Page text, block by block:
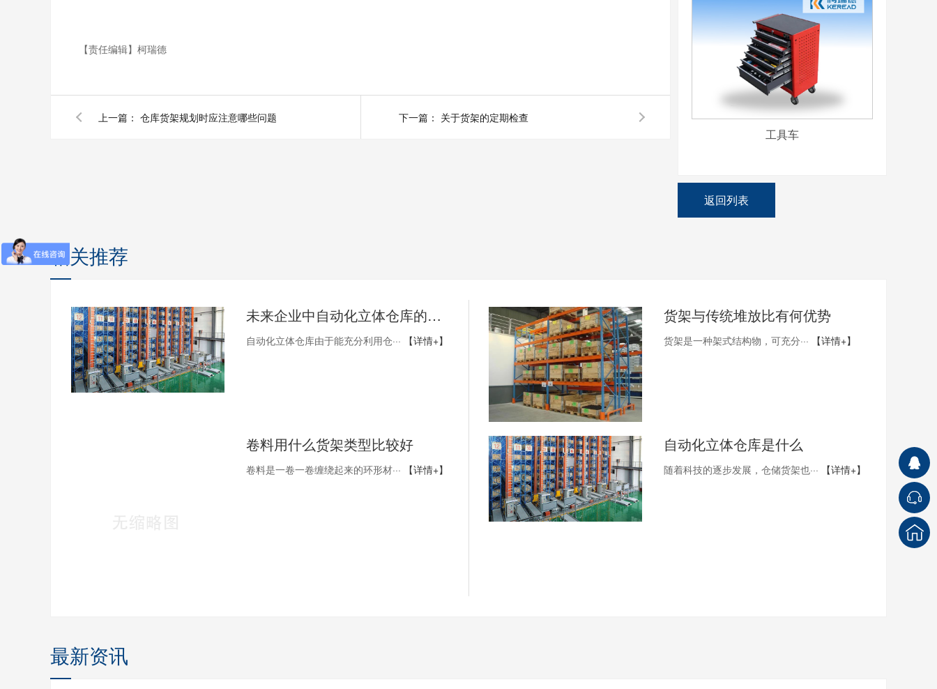
【责任编辑】 柯瑞德
上一篇： 仓库货架规划时应注意哪些问题 下一篇： 关于货架的定期检查
工具车
返回列表
相关推荐
未来企业中自动化立体仓库的必要性
自动化立体仓库由于能充分利用仓··· 【详情+】
货架与传统堆放比有何优势
​货架是一种架式结构物，可充分··· 【详情+】
卷料用什么货架类型比较好
卷料是一卷一卷缠绕起来的环形材··· 【详情+】
自动化立体仓库是什么
随着科技的逐步发展，仓储货架也··· 【详情+】
最新资讯